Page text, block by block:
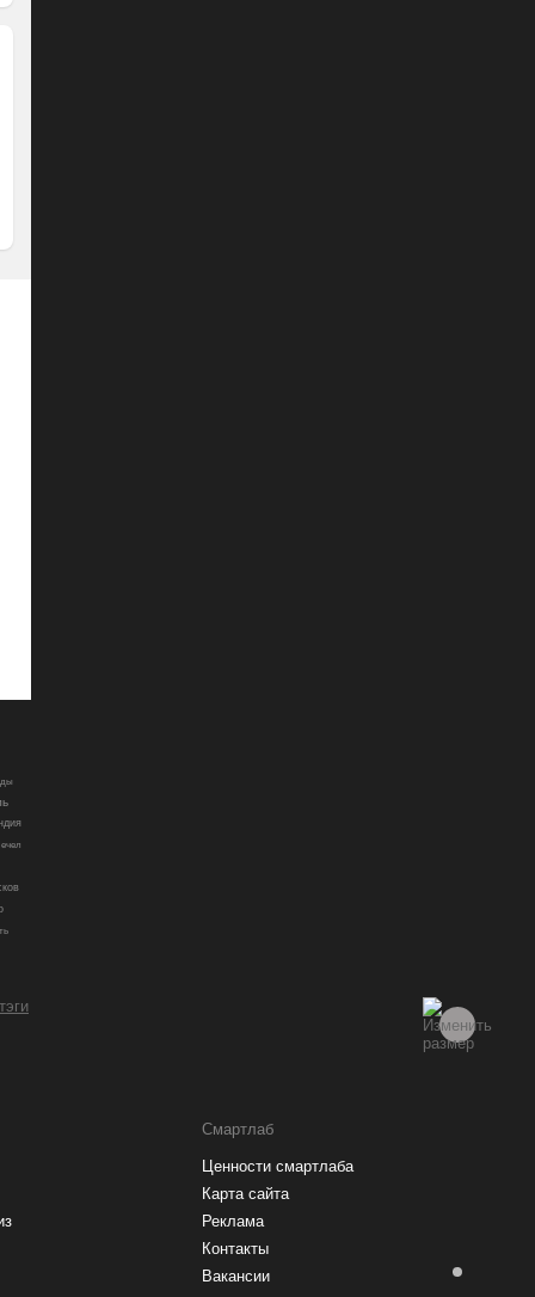
Смартлаб
Ценности смартлаба
Карта сайта
Реклама
Контакты
Вакансии